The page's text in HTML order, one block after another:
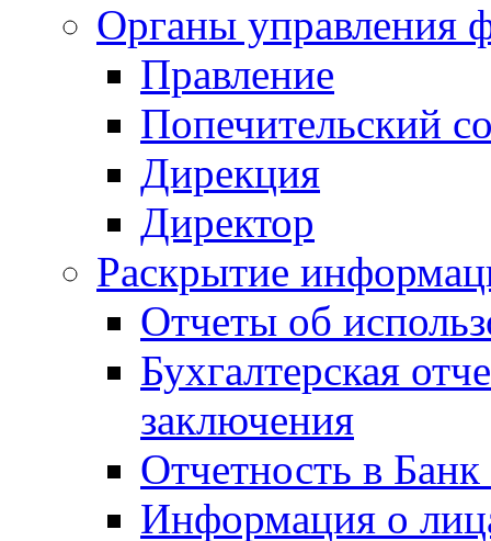
Органы управления
Правление
Попечительский
Дирекция
Директор
Раскрытие
Отчеты об
Бухгалтерская
заключения
Отчетность в
Информация о